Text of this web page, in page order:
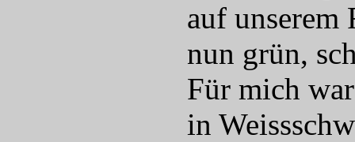
auf unserem
nun grün,
Für mich
in